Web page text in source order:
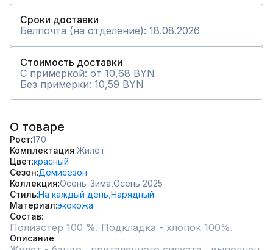
Сроки доставки
Белпочта (на отделение): 18.08.2026
Стоимость доставки
С примеркой: от 10,68 BYN
Без примерки: 10,59 BYN
О товаре
Рост 170
Комплектация Жилет
Цвет красный
Сезон Демисезон
Коллекция Осень-Зима, Осень 2025
СтильНа каждый день, Нарядный
Материал экокожа
Состав
Описание